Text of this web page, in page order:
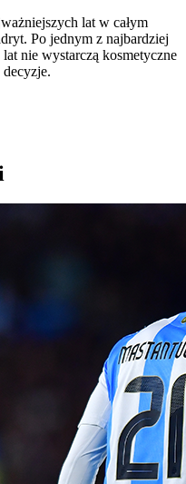
lat w całym
Po jednym z najbardziej
nie wystarczą kosmetyczne